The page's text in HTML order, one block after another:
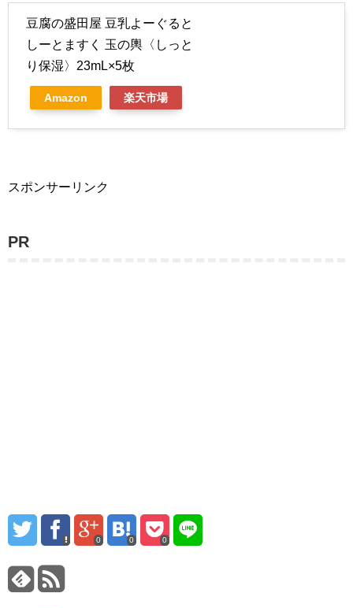
豆腐の盛田屋 豆乳よーぐると
しーとますく 玉の輿〈しっと
り保湿〉23mL×5枚
Amazon 楽天市場
スポンサーリンク
PR
0 0 0